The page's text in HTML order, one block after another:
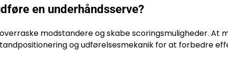
en underhåndsserve?
modstandere og skabe scoringsmuligheder. At
og udførelsesmekanik for at forbedre